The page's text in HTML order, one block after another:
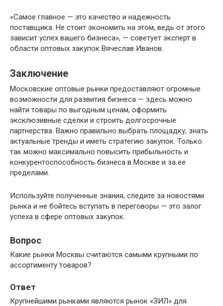
«Самое главное — это качество и надежность
поставщика. Не стоит экономить на этом, ведь от этого
зависит успех вашего бизнеса», — советует эксперт в
области оптовых закупок Вячеслав Иванов.
Заключение
Московские оптовые рынки предоставляют огромные
возможности для развития бизнеса — здесь можно
найти товары по выгодным ценам, оформить
эксклюзивные сделки и строить долгосрочные
партнерства. Важно правильно выбрать площадку, знать
актуальные тренды и иметь стратегию закупок. Только
так можно максимально повысить прибыльность и
конкурентоспособность бизнеса в Москве и за ее
пределами.
Используйте полученные знания, следите за новостями
рынка и не бойтесь вступать в переговоры — это залог
успеха в сфере оптовых закупок.
Вопрос
Какие рынки Москвы считаются самыми крупными по
ассортименту товаров?
Ответ
Крупнейшими рынками являются рынок «ЗИЛ» для